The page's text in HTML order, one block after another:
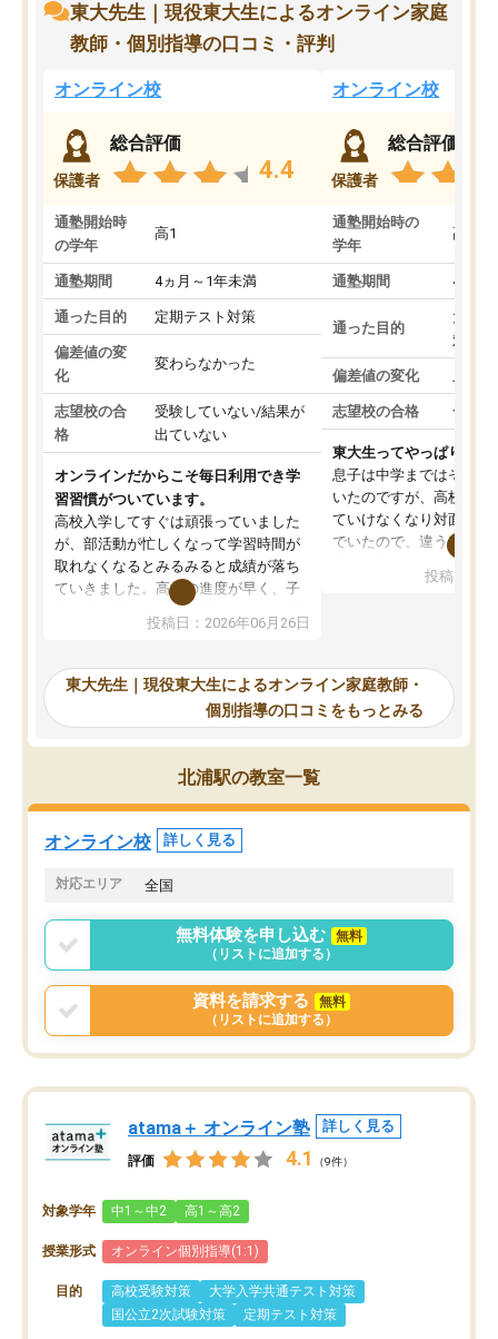
東大先生｜現役東大生によるオンライン家庭
教師・個別指導の口コミ・評判
オンライン校
保護者
総合評価
4.4
通塾開始時
の学年
高1
通塾期間 4ヵ月～1年未満
通った目的 定期テスト対策
偏差値の変
化
変わらなかった
志望校の合
格
受験していない/結果が
出ていない
オンラインだからこそ毎日利用でき学
習習慣がついています。
高校入学してすぐは頑張っていました
が、部活動が忙しくなって学習時間が
取れなくなるとみるみると成績が落ち
ていきました。高校の進度が早く、子
供も家に帰って勉強の話すると嫌な反
応を示します。東大先生にお願いして
れるので、親としても安心です。毎日
使える自習室とかもあり、わからない
ところがあれば先生が回答してくれる
のも重宝しています。
投稿日：2026年06月26日
オンライン校
保護者
総合評価
通塾開始時の
学年
高3
通塾期間 4ヵ月
通った目的
大学
対策
偏差値の変化 上が
志望校の合格 合格
東大生ってやっぱりすご
息子は中学まではそこそ
いたのですが、高校に入
ていけなくなり対面の塾
でいたので、違うアプロ
で、当初は模試でD判定
自習室が毎日使えていつ
るのが心強かったよう
謝です。
投稿日：
東大先生｜現役東大生によるオンライン家庭教師・
個別指導の口コミをもっとみる
北浦駅の教室一覧
オンライン校 詳しく見る
対応エリア 全国
無料体験を申し込む
無料
（リストに追加する）
資料を請求する
無料
（リストに追加する）
atama＋ オンライン塾 詳しく見る
評価 4.1 （9件）
対象学年 中1～中2 高1～高2
授業形式 オンライン個別指導(1:1)
目的 高校受験対策
大学入学共通テスト対策
国公立2次試験対策
定期テスト対策